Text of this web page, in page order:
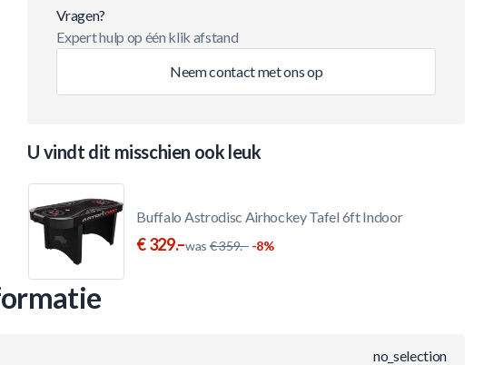
Vragen?
Expert hulp op één klik afstand
Neem contact met ons op
U vindt dit misschien ook leuk
Buffalo Astrodisc Airhockey Tafel 6ft Indoor
€ 329.–was € 359.– -8%
no_selection